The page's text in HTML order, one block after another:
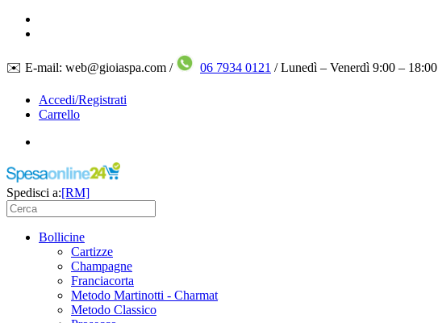
✉️ E-mail: web@gioiaspa.com / 06 7934 0121 / Lunedì – Venerdì 9:00 – 18:00
Accedi/Registrati
Carrello
Spedisci a:[RM]
Bollicine
Cartizze
Champagne
Franciacorta
Metodo Martinotti - Charmat
Metodo Classico